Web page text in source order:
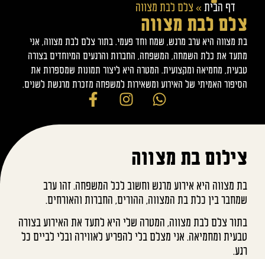
דף הבית » צלם לבת מצווה
צלם לבת מצווה
בת מצווה היא ערב מרגש, שמח וחד פעמי. בתור צלם לבת מצווה, אני
מתעד את כלת השמחה, המשפחה, החברות והרגעים המיוחדים בצורה
טבעית, מחמיאה ומקצועית. המטרה היא ליצור תמונות שמספרות את
הסיפור האמיתי של האירוע ומשאירות למשפחה מזכרת מרגשת לשנים.
צילום בת מצווה
בת מצווה היא אירוע מרגש וחשוב לכל המשפחה. זהו ערב
שמחבר בין כלת בת המצווה, ההורים, החברות והאורחים.
בתור צלם לבת מצווה, המטרה שלי היא לתעד את האירוע בצורה
טבעית ומחמיאה. אני מצלם בלי להפריע לאווירה ובלי לביים כל
רגע.